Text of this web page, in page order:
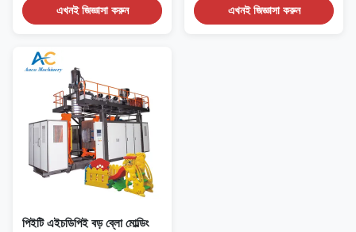
এখনই জিজ্ঞাসা করুন এখনই জিজ্ঞাসা করুন
পিইটি এইচডিপিই বড় ব্লো মোল্ডিং